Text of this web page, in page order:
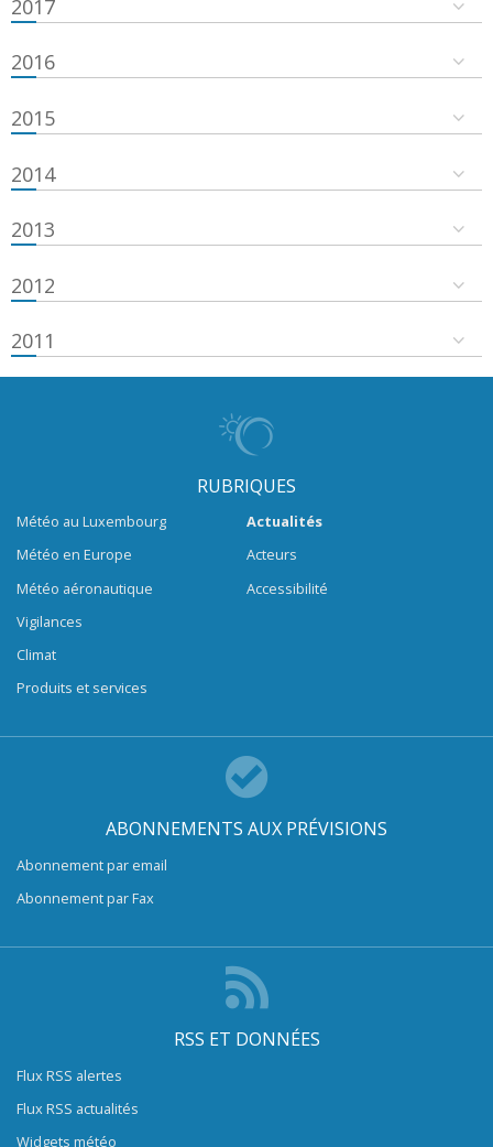
2017
2016
2015
2014
2013
2012
2011
RUBRIQUES
Météo au Luxembourg
Météo en Europe
Météo aéronautique
Vigilances
Climat
Produits et services
Actualités
Acteurs
Accessibilité
ABONNEMENTS AUX PRÉVISIONS
Abonnement par email
Abonnement par Fax
RSS ET DONNÉES
Flux RSS alertes
Flux RSS actualités
Widgets météo